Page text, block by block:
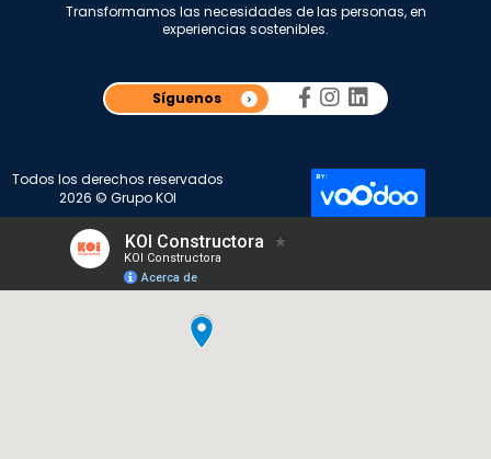
Transformamos las necesidades de las personas, en
experiencias sostenibles.
Síguenos
Todos los derechos reservados
2026 © Grupo KOI